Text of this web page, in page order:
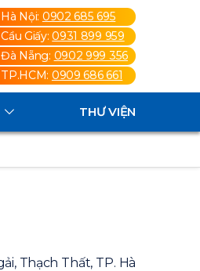
Nội: 0902 685 695
Giấy:0931 899 959
Nẵng: 0902 999 356
0909 686 661
THƯ VIỆN
Thạch Thất, TP. Hà